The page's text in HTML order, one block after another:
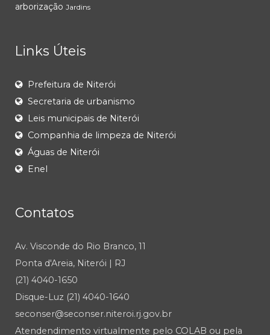
arborização Jardins
Links Úteis
Prefeitura de Niterói
Secretaria de urbanismo
Leis municipais de Niterói
Companhia de limpeza de Niterói
Águas de Niterói
Enel
Contatos
Av. Visconde do Rio Branco, 11
Ponta d'Areia, Niterói | RJ
(21) 4040-1650
Disque-Luz (21) 4040-1640
seconser@seconser.niteroi.rj.gov.br
Atendendimento virtualmente pelo COLAB ou pela